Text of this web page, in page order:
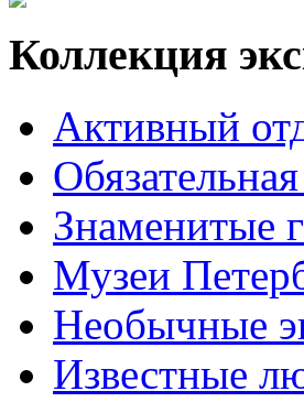
Коллекция
Активный
Знаменитые
Музеи
Необычные
Известные